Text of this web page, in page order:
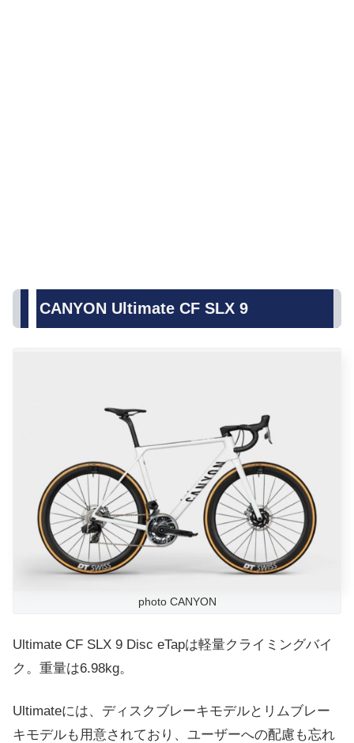
CANYON Ultimate CF SLX 9
photo CANYON
Ultimate CF SLX 9 Disc eTapは軽量クライミングバイ
ク。重量は6.98kg。
Ultimateには、ディスクブレーキモデルとリムブレー
キモデルも用意されており、ユーザーへの配慮も忘れ